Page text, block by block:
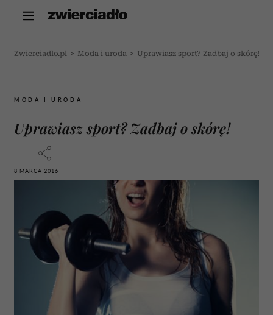
Zwierciadlo.pl > Moda i uroda > Uprawiasz sport? Zadbaj o skórę!
MODA I URODA
Uprawiasz sport? Zadbaj o skórę!
8 MARCA 2016